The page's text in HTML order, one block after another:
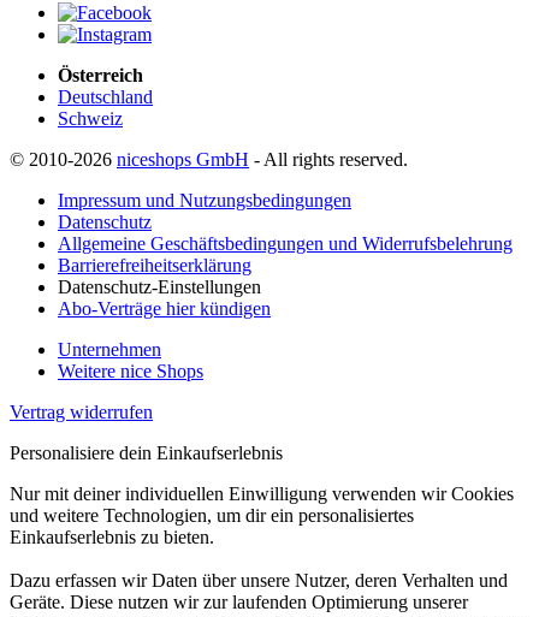
Österreich
Deutschland
Schweiz
© 2010-2026 niceshops GmbH - All rights reserved.
Impressum und Nutzungsbedingungen
Datenschutz
Allgemeine Geschäftsbedingungen und Widerrufsbelehrung
Barrierefreiheitserklärung
Datenschutz-Einstellungen
Abo-Verträge hier kündigen
Unternehmen
Weitere nice Shops
Vertrag widerrufen
Personalisiere dein Einkaufserlebnis
Nur mit deiner individuellen Einwilligung verwenden wir Cookies
und weitere Technologien, um dir ein personalisiertes
Einkaufserlebnis zu bieten.
Dazu erfassen wir Daten über unsere Nutzer, deren Verhalten und
Geräte. Diese nutzen wir zur laufenden Optimierung unserer